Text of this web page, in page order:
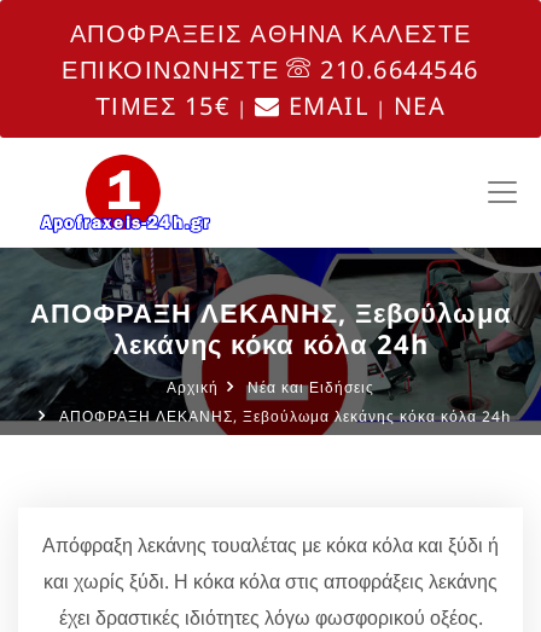
ΑΠΟΦΡΑΞΕΙΣ ΑΘΗΝΑ ΚΑΛΕΣΤΕ
ΕΠΙΚΟΙΝΩΝΗΣΤΕ
210.6644546
ΤΙΜΕΣ 15€ | EMAIL | NEA
ΑΠΟΦΡΑΞΗ ΛΕΚΑΝΗΣ, Ξεβούλωμα
λεκάνης κόκα κόλα 24h
Αρχική
Νέα και Ειδήσεις
ΑΠΟΦΡΑΞΗ ΛΕΚΑΝΗΣ, Ξεβούλωμα λεκάνης κόκα κόλα 24h
Απόφραξη λεκάνης τουαλέτας με κόκα κόλα και ξύδι ή
και χωρίς ξύδι. Η κόκα κόλα στις αποφράξεις λεκάνης
έχει δραστικές ιδιότητες λόγω φωσφορικού οξέος.